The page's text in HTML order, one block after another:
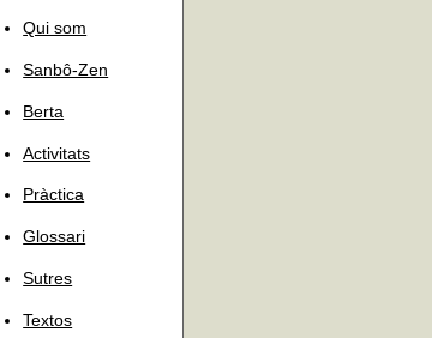
Qui som
Sanbô-Zen
Berta
Activitats
Pràctica
Glossari
Sutres
Textos